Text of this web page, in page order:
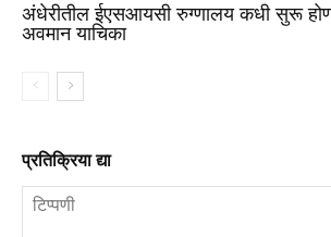
अंधेरीतील ईएसआयसी रुग्णालय कधी सुरू
अवमान याचिका
प्रतिक्रिया द्या